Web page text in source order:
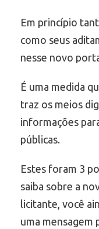
Em princípio
como seus
nesse novo
É uma medida
traz os meios
informações
públicas.
Estes foram 3
saiba sobre a
licitante, você
uma mensagem